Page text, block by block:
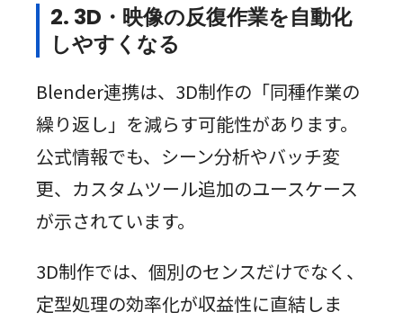
2. 3D・映像の反復作業を自動化
しやすくなる
Blender連携は、3D制作の「同種作業の
繰り返し」を減らす可能性があります。
公式情報でも、シーン分析やバッチ変
更、カスタムツール追加のユースケース
が示されています。
3D制作では、個別のセンスだけでなく、
定型処理の効率化が収益性に直結しま